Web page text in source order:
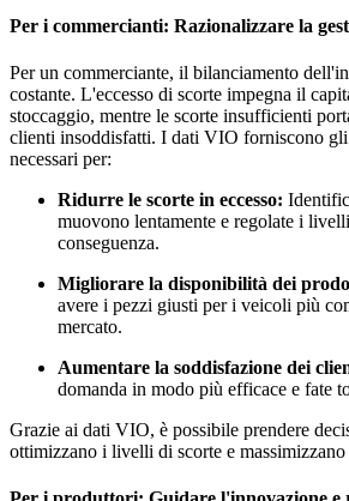
Per i commercianti: Razionalizzare la
Per un commerciante, il bilanciamento
costante. L'eccesso di scorte impegna il
stoccaggio, mentre le scorte insufficienti
clienti insoddisfatti. I dati VIO forniscono
necessari per:
Ridurre le scorte in eccesso:
muovono lentamente e regolate i
conseguenza.
Migliorare la disponibilità dei
avere i pezzi giusti per i veicoli più
mercato.
Aumentare la soddisfazione dei
domanda in modo più efficace e fate
Grazie ai dati VIO, è possibile prendere
ottimizzano i livelli di scorte e